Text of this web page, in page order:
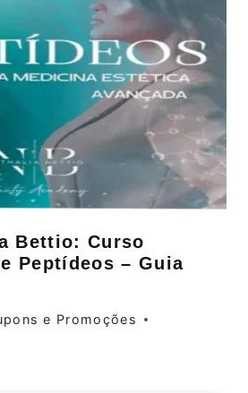
Bettio: Curso
Peptídeos – Guia
e Promoções